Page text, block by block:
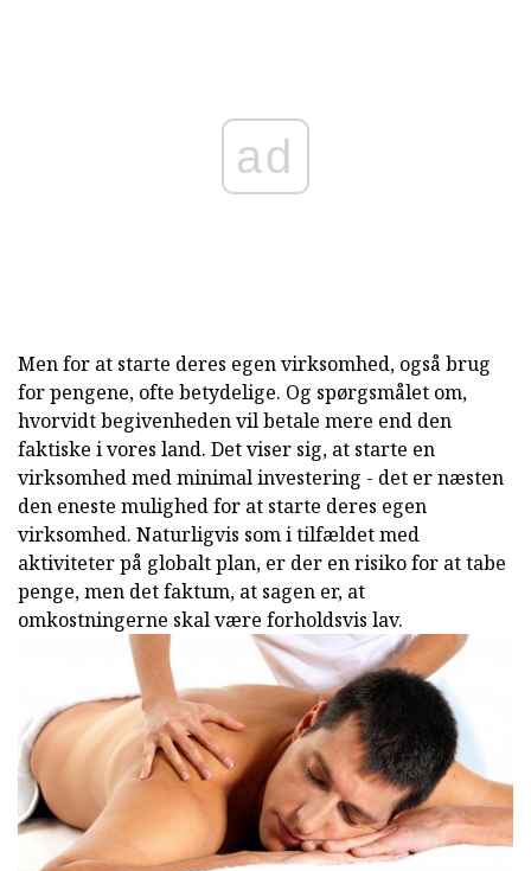
ad
Men for at starte deres egen virksomhed, også brug
for pengene, ofte betydelige. Og spørgsmålet om,
hvorvidt begivenheden vil betale mere end den
faktiske i vores land. Det viser sig, at starte en
virksomhed med minimal investering - det er næsten
den eneste mulighed for at starte deres egen
virksomhed. Naturligvis som i tilfældet med
aktiviteter på globalt plan, er der en risiko for at tabe
penge, men det faktum, at sagen er, at
omkostningerne skal være forholdsvis lav.